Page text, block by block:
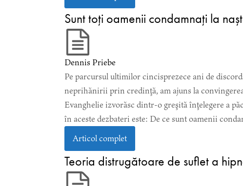
Sunt toți oamenii condamnați la
Dennis Priebe
Pe parcursul ultimilor cincisprezece ani de
neprihănirii prin credinţă, am ajuns la
Evanghelie izvorăsc dintr-o greşită înţelegere a
în aceste dezbateri este: De ce sunt oamenii
Articol complet
Teoria distrugătoare de suflet a